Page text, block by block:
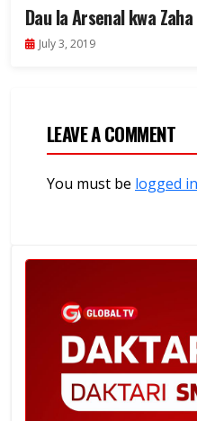
Dau la Arsenal kwa
July 3, 2019
LEAVE A COMMENT
You must be logged in